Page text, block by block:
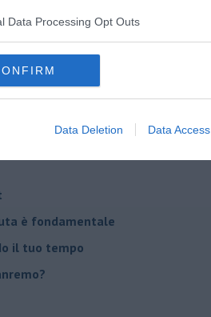
Data Processing Opt Outs
Data Deletion Data Access
è fondamentale
il tuo tempo